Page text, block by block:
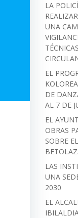
LA
UNA
EL
DE
AL 7 DE
EL
OBRAS
SOBRE
LAS
UNA
2030
EL